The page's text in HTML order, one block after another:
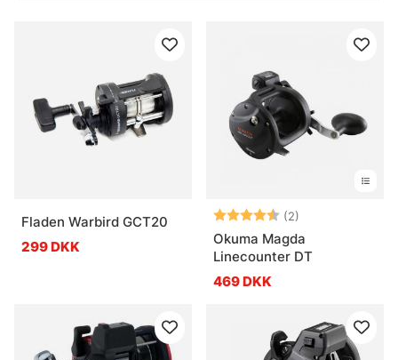
Fladen Warbird GCT20
299 DKK
Vurdering: (2)
Okuma Magda
Linecounter DT
469 DKK